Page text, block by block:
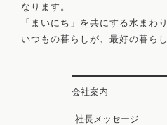
なります。
「まいにち」を共にする水まわ
いつもの暮らしが、最好の暮ら
会社案内
社長メッセージ